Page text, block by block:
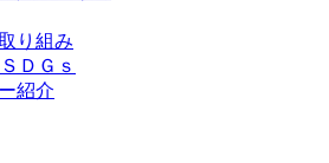
り組み
ＤＧｓ
紹介